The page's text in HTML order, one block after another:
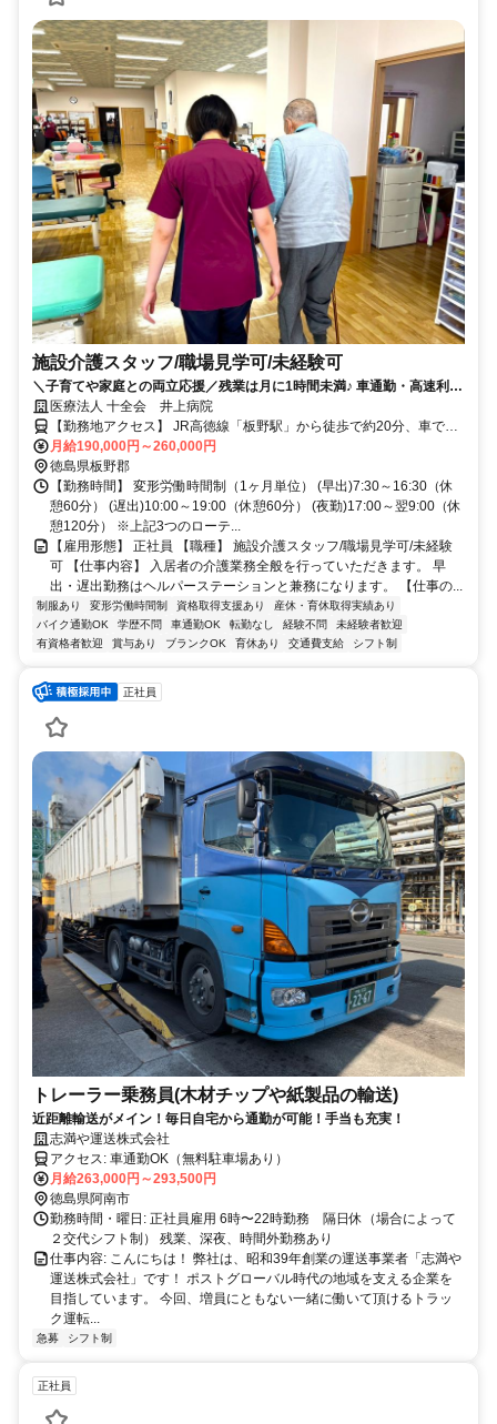
施設介護スタッフ/職場見学可/未経験可
＼子育てや家庭との両立応援／残業は月に1時間未満♪ 車通勤・高速利用
OK！未経験OK！まずは職場見学もOK♪
医療法人 十全会 井上病院
【勤務地アクセス】 JR高徳線「板野駅」から徒歩で約20分、車で約
5分 〇バイク・自転車通勤OK（無料駐輪場あり） 〇マイカー通勤・
車通勤OK（無料駐車場あり） ※高速道路の利用可、香川県から通勤
しているスタッフも活躍中 ※渋滞も少なく快適に通勤できます
月給190,000円～260,000円
徳島県板野郡
【勤務時間】 変形労働時間制（1ヶ月単位） (早出)7:30～16:30（休
憩60分） (遅出)10:00～19:00（休憩60分） (夜勤)17:00～翌9:00（休
憩120分） ※上記3つのローテ...
【雇用形態】 正社員 【職種】 施設介護スタッフ/職場見学可/未経験
可 【仕事内容】 入居者の介護業務全般を行っていただきます。 早
出・遅出勤務はヘルパーステーションと兼務になります。 【仕事の...
制服あり 変形労働時間制 資格取得支援あり
産休・育休取得実績あり
バイク通勤OK
学歴不問 車通勤OK 転勤なし 経験不問
未経験者歓迎
有資格者歓迎
賞与あり ブランクOK 育休あり 交通費支給 シフト制
正社員
トレーラー乗務員(木材チップや紙製品の輸送)
近距離輸送がメイン！毎日自宅から通勤が可能！手当も充実！
志満や運送株式会社
アクセス: 車通勤OK（無料駐車場あり）
月給263,000円～293,500円
徳島県阿南市
勤務時間・曜日: 正社員雇用 6時〜22時勤務 隔日休（場合によって
２交代シフト制） 残業、深夜、時間外勤務あり
仕事内容: こんにちは！ 弊社は、昭和39年創業の運送事業者「志満や
運送株式会社」です！ ポストグローバル時代の地域を支える企業を
目指しています。 今回、増員にともない一緒に働いて頂けるトラッ
ク運転...
急募 シフト制
正社員